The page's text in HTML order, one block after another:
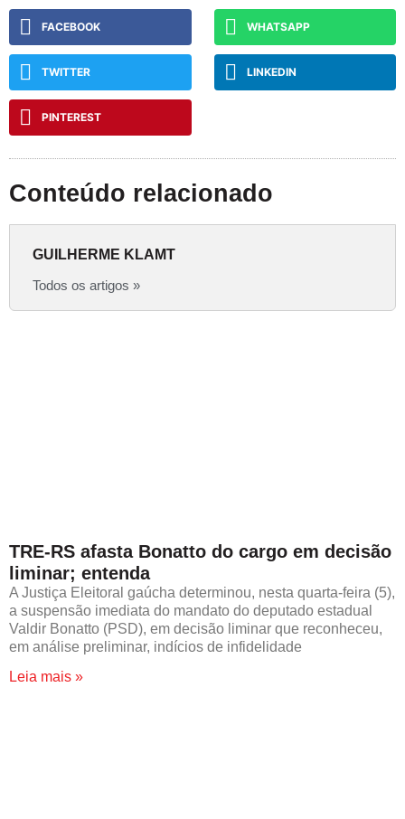
FACEBOOK WHATSAPP
TWITTER LINKEDIN
PINTEREST
Conteúdo relacionado
GUILHERME KLAMT
Todos os artigos »
TRE-RS afasta Bonatto do cargo em decisão
liminar; entenda
A Justiça Eleitoral gaúcha determinou, nesta quarta-feira (5),
a suspensão imediata do mandato do deputado estadual
Valdir Bonatto (PSD), em decisão liminar que reconheceu,
em análise preliminar, indícios de infidelidade
Leia mais »